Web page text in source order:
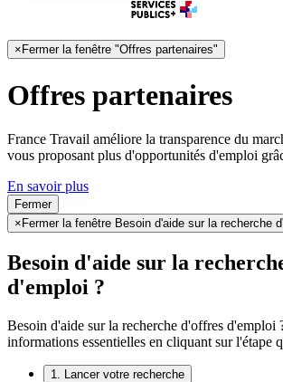
× Fermer la fenêtre "Offres partenaires"
Offres partenaires
France Travail améliore la transparence du
vous proposant plus d'opportunités d'emploi
En savoir plus
Fermer
× Fermer la fenêtre Besoin d'aide sur la recherche
Besoin d'aide sur la
d'emploi ?
Besoin d'aide sur la recherche d'offres d'emploi
informations essentielles en cliquant sur l'étape
1. Lancer votre recherche